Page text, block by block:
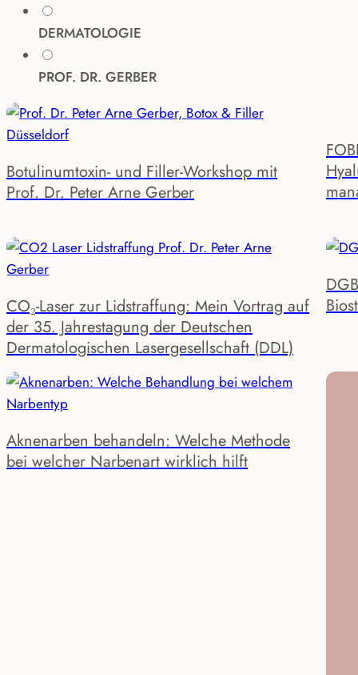
DERMATOLOGIE
PROF. DR. GERBER
Botulinumtoxin- und Filler-Workshop mit
Prof. Dr. Peter Arne Gerber
CO₂-Laser zur Lidstraffung: Mein Vortrag auf
der 35. Jahrestagung der Deutschen
Dermatologischen Lasergesellschaft (DDL)
Aknenarben behandeln: Welche Methode
bei welcher Narbenart wirklich hilft